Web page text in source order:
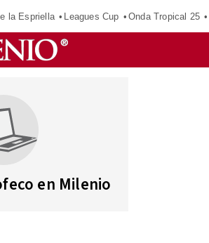
la Espriella Leagues Cup Onda Tropical 25
en Milenio